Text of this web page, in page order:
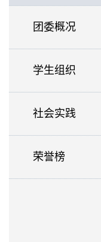
团委概况
学生组织
社会实践
荣誉榜